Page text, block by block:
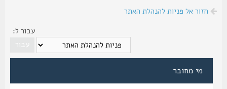
חזור אל פניות להנהלת האתר
עבור ל:
מי מחובר